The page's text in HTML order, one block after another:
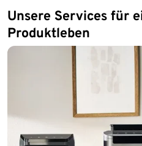
Unsere Services für
Produktleben